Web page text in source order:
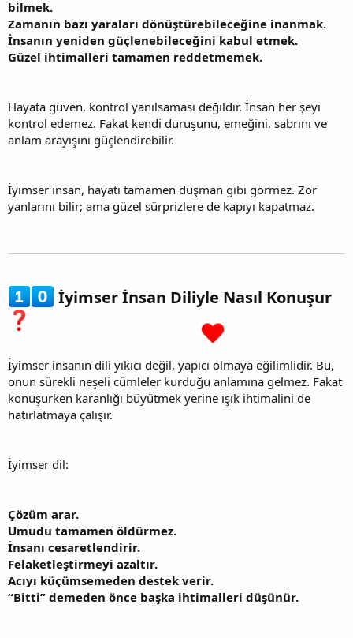
bilmek.
Zamanın bazı yaraları dönüştürebileceğine inanmak.
İnsanın yeniden güçlenebileceğini kabul etmek.
Güzel ihtimalleri tamamen reddetmemek.
Hayata güven, kontrol yanılsaması değildir. İnsan her şeyi
kontrol edemez. Fakat kendi duruşunu, emeğini, sabrını ve
anlam arayışını güçlendirebilir.
İyimser insan, hayatı tamamen düşman gibi görmez. Zor
yanlarını bilir; ama güzel sürprizlere de kapıyı kapatmaz.
İyimser İnsan Diliyle Nasıl Konuşur
İyimser insanın dili yıkıcı değil, yapıcı olmaya eğilimlidir. Bu,
onun sürekli neşeli cümleler kurduğu anlamına gelmez. Fakat
konuşurken karanlığı büyütmek yerine ışık ihtimalini de
hatırlatmaya çalışır.
İyimser dil:
Çözüm arar.
Umudu tamamen öldürmez.
İnsanı cesaretlendirir.
Felaketleştirmeyi azaltır.
Acıyı küçümsemeden destek verir.
“Bitti” demeden önce başka ihtimalleri düşünür.